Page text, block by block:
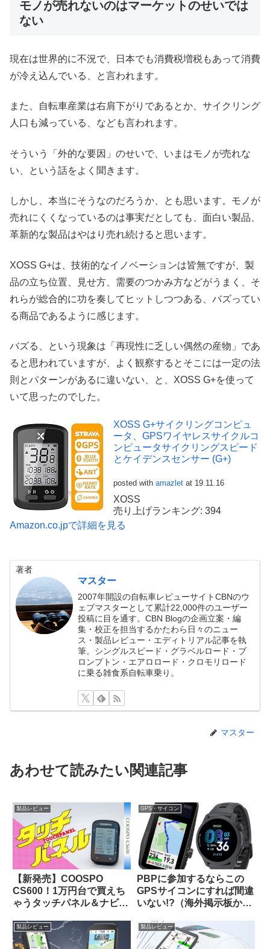
モノが売れないのはマーケットのせいでは
ない
現在は世界的に不況で、日本でも消費税増税もあって消費
が冷え込んでいる、と言われます。
また、自転車産業は右肩下がりであるとか、サイクリング
人口も減っている、なども言われます。
そういう「外的な要因」のせいで、いまはモノが売れな
い、という話をよく聞きます。
しかし、本当にそうなのだろうか、とも思います。モノが
売れにくくなっているのは事実だとしても、面白い製品、
革新的な製品はやはり売れ続けると思います。
XOSS G+は、技術的なイノベーションは皆無ですが、製
品の立ち位置、見せ方、需要のつかみ方などがうまく、そ
れらが総合的に功を奏してヒットしつつある、バズってい
る商品であるように感じます。
バズる、という現象は「再現性に乏しい偶然の産物」であ
ると思われていますが、よく観察するとそこには一定の法
則とパターンがあるに違いない、と、XOSS G+を使って
いて思ったのでした。
XOSS G+サイクリングコンピュ
ータ、GPSワイヤレスサイクルコ
ンピュータサイクリングスピード
とケイデンスセンサー (G+)
posted with amazlet at 19.11.16
XOSS
売り上げランキング: 394
Amazon.co.jpで詳細を見る
著者
マスター
2007年開設の自転車レビューサイトCBNのウ
ェブマスターとして累計22,000件のユーザー
投稿に目を通す。CBN Blogの企画立案・編
集・校正を担当するかたわら日々のニュー
ス・製品レビュー・エディトリアル記事を執
筆。シングルスピード・グラベルロード・ブ
ロンプトン・エアロロード・クロモリロード
に乗る雑食系自転車乗り。
マスター
あわせて読みたい関連記事
製品レビュー
【新発売】COOSPO
CS600！1万円台で買えち
ゃうタッチパネル＆ナビ対
タの実力って、どんな感
じ？
GPS・サイコン
PBPに参加するならこの
GPSサイコンにすれば間違
いない!?（海外掲示板か
製品レビュー 製品レビュー